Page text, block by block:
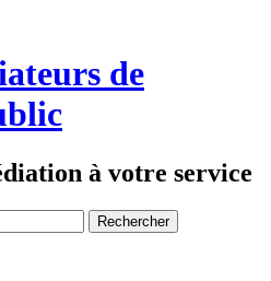
de
à votre service